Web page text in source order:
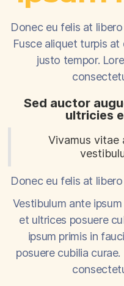
Donec eu felis at
Fusce aliquet turpis
justo tempor.
Sed auctor
ultricies
Vivamus
Donec eu felis at
Vestibulum ante
et ultrices posuere
ipsum primis in
posuere cubilia